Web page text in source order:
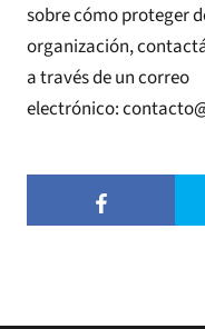
sobre cómo proteger
organización,
a través de un correo
electrónico: